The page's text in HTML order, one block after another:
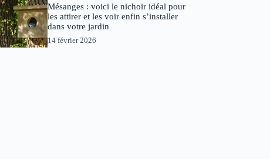
Mésanges : voici le nichoir idéal pour
les attirer et les voir enfin s’installer
dans votre jardin
14 février 2026